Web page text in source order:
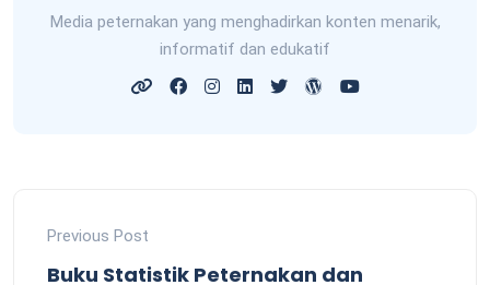
Media peternakan yang menghadirkan konten menarik,
informatif dan edukatif
Previous Post
Buku Statistik Peternakan dan